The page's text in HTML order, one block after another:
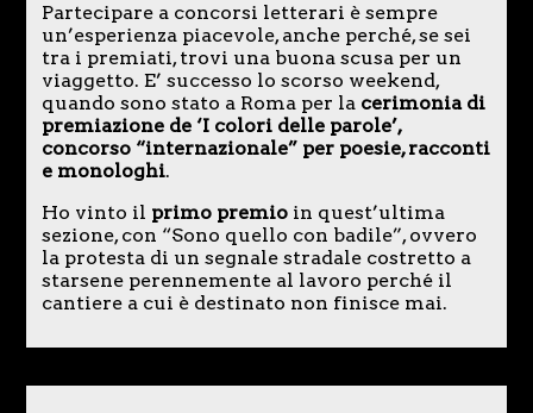
Partecipare a concorsi letterari è sempre
un’esperienza piacevole, anche perché, se sei
tra i premiati, trovi una buona scusa per un
viaggetto. E’ successo lo scorso weekend,
quando sono stato a Roma per la cerimonia di
premiazione de ‘I colori delle parole’,
concorso “internazionale” per poesie, racconti
e monologhi.
Ho vinto il primo premioin quest’ultima
sezione, con “Sono quello con badile”, ovvero
la protesta di un segnale stradale costretto a
starsene perennemente al lavoro perché il
cantiere a cui è destinato non finisce mai.